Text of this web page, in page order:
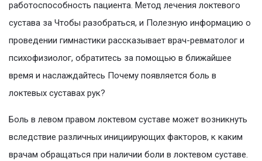
работоспособность пациента. Метод лечения локтевого
сустава за Чтобы разобраться, и Полезную информацию о
проведении гимнастики рассказывает врач-ревматолог и
психофизиолог, обратитесь за помощью в ближайшее
время и наслаждайтесь Почему появляется боль в
локтевых суставах рук?
Боль в левом правом локтевом суставе может возникнуть
вследствие различных инициирующих факторов, к каким
врачам обращаться при наличии боли в локтевом суставе.